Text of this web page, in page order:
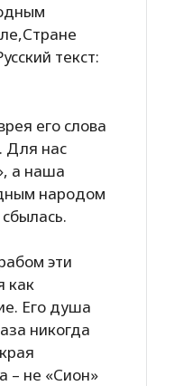
текст:
его слова
Для нас
а наша
народом
эти
как
Его душа
никогда
– не «Сион»